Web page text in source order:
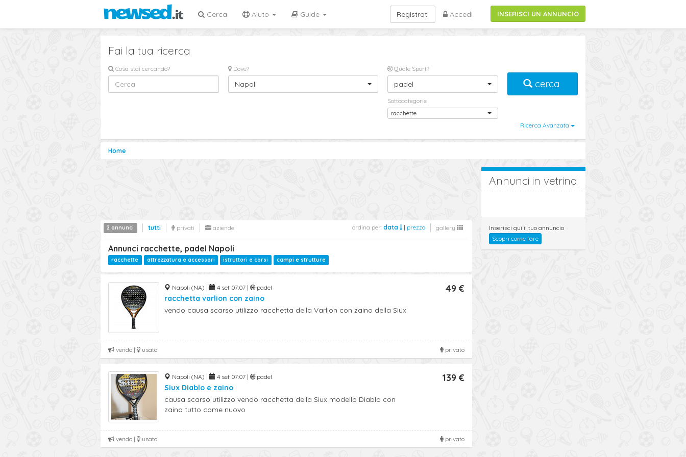
INSERISCI UN ANNUNCIO
Cerca Aiuto Guide Accedi
Registrati
Fai la tua ricerca
Cosa stai cercando? Dove?
Napoli
Quale Sport?
padel
Sottocategorie
racchette
cerca
Ricerca Avanzata
Home
tutti privati aziende
2 annunci ordina per: data | prezzo gallery
Annunci racchette, padel Napoli
racchette attrezzatura e accessori istruttori e corsi campi e strutture
Napoli (NA) | 4 set 07:07 | padel
racchetta varlion con zaino
vendo causa scarso utilizzo racchetta della Varlion con zaino della Siux
49 €
privato
vendo | usato
Napoli (NA) | 4 set 07:07 | padel
Siux Diablo e zaino
causa scarso utilizzo vendo racchetta della Siux modello Diablo con
zaino tutto come nuovo
139 €
privato
vendo | usato
Annunci in vetrina
Inserisci qui il tuo annuncio
Scopri come fare